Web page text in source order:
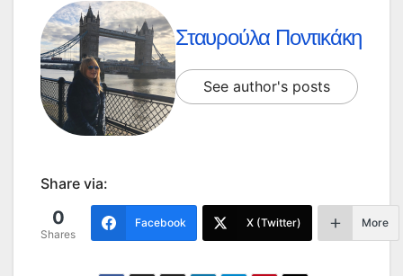
Σταυρούλα Ποντικάκη
See author's posts
Share via:
0
Shares
Facebook X (Twitter) More